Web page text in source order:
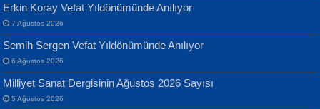
MUSTAFA KELOĞLU
Yarına İz Bırakmak...
Yılmaz Ekinci
Geceye Söylenen...
Erkin Koray Vefat Yıldönümünde Anılıyor
7 Ağustos 2026
Semih Sergen Vefat Yıldönümünde Anılıyor
6 Ağustos 2026
Milliyet Sanat Dergisinin Ağustos 2026 Sayısı
5 Ağustos 2026